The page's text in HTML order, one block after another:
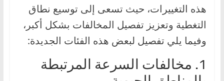
هذه التغييرات، حيث تسعى إلى توسيع نطاق
التغطية وتعزيز تفصيل المخالفات بشكل أكبر،
وفيما يلي تفصيل لبعض هذه الفئات الجديدة:
1. مخالفات السرعة المرتبطة